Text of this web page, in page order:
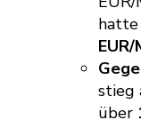
hatte
stieg
über